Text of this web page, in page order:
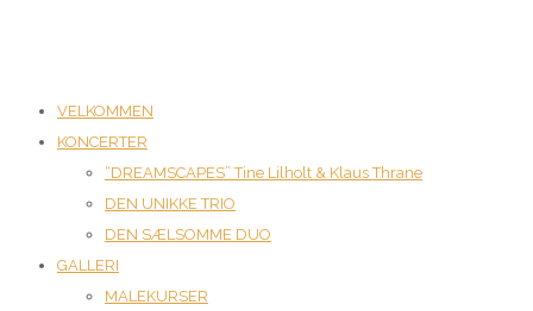
VELKOMMEN
KONCERTER
“DREAMSCAPES” Tine Lilholt & Klaus Thrane
DEN UNIKKE TRIO
DEN SÆLSOMME DUO
GALLERI
MALEKURSER